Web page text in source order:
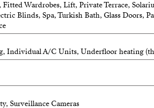
Fitted Wardrobes, Lift, Private Terrace,
Blinds, Spa, Turkish Bath, Glass Doors,
Individual A/C Units, Underfloor heating
Surveillance Cameras